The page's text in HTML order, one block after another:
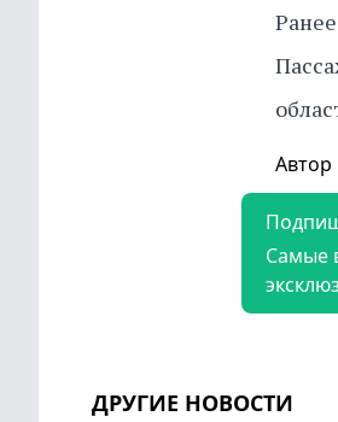
Автор
Самые
ДРУГИЕ НОВОСТИ